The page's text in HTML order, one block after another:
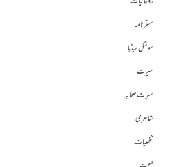
سفرنامہ
سوشل میڈیا
سیرت
سیرت صحابہ
شاعری
شخصیات